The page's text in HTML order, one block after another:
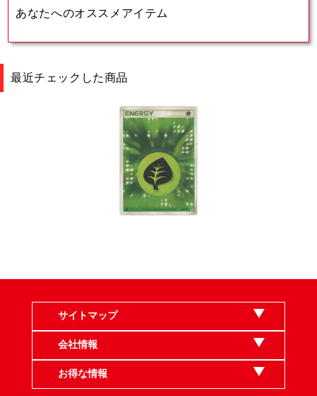
あなたへのオススメアイテム
最近チェックした商品
サイトマップ
会社情報
お得な情報